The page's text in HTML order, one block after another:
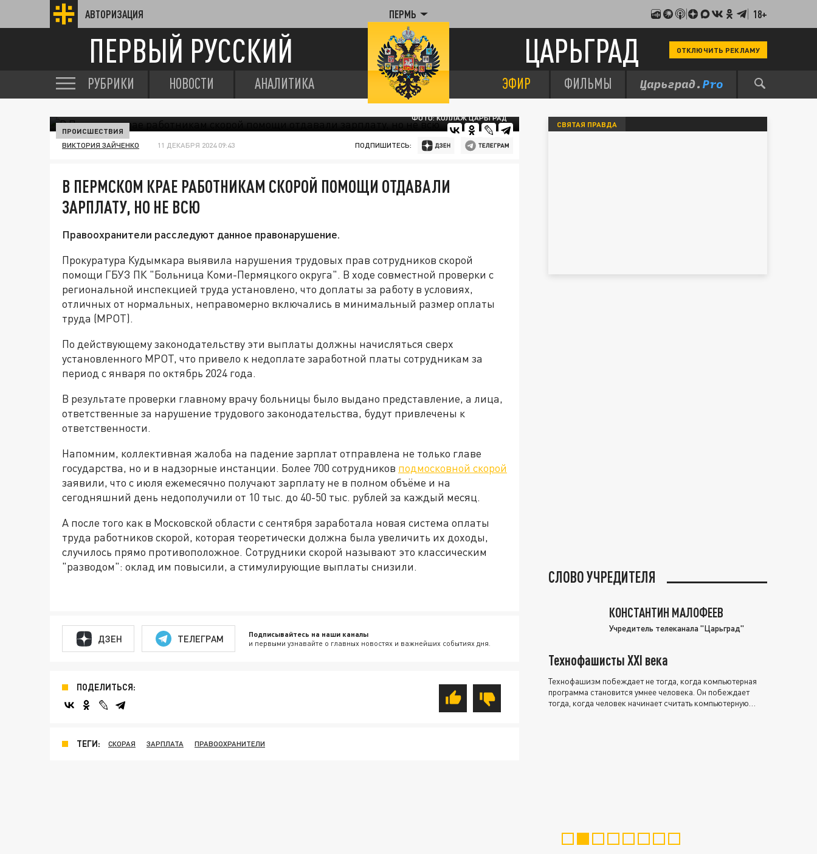
АВТОРИЗАЦИЯ ПЕРМЬ 18+
ПЕРВЫЙ РУССКИЙ ЦАРЬГРАД ОТКЛЮЧИТЬ РЕКЛАМУ
РУБРИКИ НОВОСТИ АНАЛИТИКА ЭФИР ФИЛЬМЫ
ФОТО: КОЛЛАЖ ЦАРЬГРАД
ПРОИСШЕСТВИЯ
ВИКТОРИЯ ЗАЙЧЕНКО 11 ДЕКАБРЯ 2024 09:43 ПОДПИШИТЕСЬ:
В ПЕРМСКОМ КРАЕ РАБОТНИКАМ СКОРОЙ ПОМОЩИ ОТДАВАЛИ
ЗАРПЛАТУ, НО НЕ ВСЮ
Правоохранители расследуют данное правонарушение.
Прокуратура Кудымкара выявила нарушения трудовых прав сотрудников скорой
помощи ГБУЗ ПК "Больница Коми-Пермяцкого округа". В ходе совместной проверки с
региональной инспекцией труда установлено, что доплаты за работу в условиях,
отличных от нормальных, неправомерно включались в минимальный размер оплаты
труда (МРОТ).
По действующему законодательству эти выплаты должны начисляться сверх
установленного МРОТ, что привело к недоплате заработной платы сотрудникам за
период с января по октябрь 2024 года.
В результате проверки главному врачу больницы было выдано представление, а лица,
ответственные за нарушение трудового законодательства, будут привлечены к
ответственности.
Напомним, коллективная жалоба на падение зарплат отправлена не только главе
государства, но и в надзорные инстанции. Более 700 сотрудников подмосковной скорой
заявили, что с июля ежемесячно получают зарплату не в полном объёме и на
сегодняшний день недополучили от 10 тыс. до 40-50 тыс. рублей за каждый месяц.
А после того как в Московской области с сентября заработала новая система оплаты
труда работников скорой, которая теоретически должна была увеличить их доходы,
случилось прямо противоположное. Сотрудники скорой называют это классическим
"разводом": оклад им повысили, а стимулирующие выплаты снизили.
ДЗЕН ТЕЛЕГРАМ Подписывайтесь на наши каналы
и первыми узнавайте о главных новостях и важнейших событиях дня.
ПОДЕЛИТЬСЯ:
ТЕГИ: СКОРАЯ ЗАРПЛАТА ПРАВООХРАНИТЕЛИ
СВЯТАЯ ПРАВДА
СЛОВО УЧРЕДИТЕЛЯ
КОНСТАНТИН МАЛОФЕЕВ
Учредитель телеканала "Царьград"
Технофашисты XXI века
Технофашизм побеждает не тогда, когда компьютерная
программа становится умнее человека. Он побеждает
тогда, когда человек начинает считать компьютерную